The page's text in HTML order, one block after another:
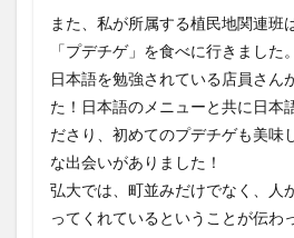
また、私が所属する植民地関連班
「プデチゲ」を食べに行きました
日本語を勉強されている店員さん
た！日本語のメニューと共に日本
ださり、初めてのプデチゲも美味
な出会いがありました！
弘大では、町並みだけでなく、人
ってくれているということが伝わ